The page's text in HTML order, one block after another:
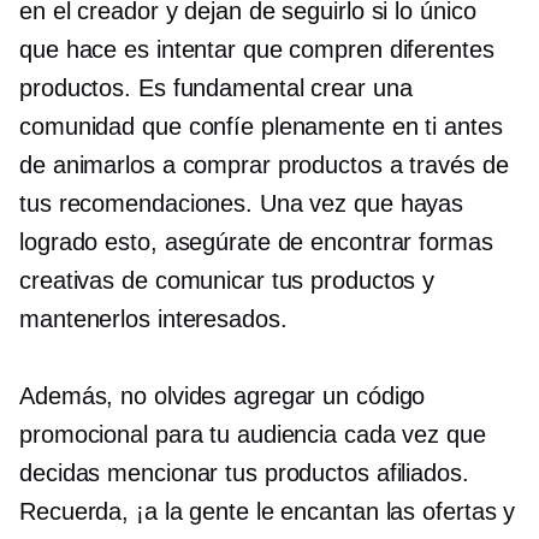
en el creador y dejan de seguirlo si lo único
que hace es intentar que compren diferentes
productos. Es fundamental crear una
comunidad que confíe plenamente en ti antes
de animarlos a comprar productos a través de
tus recomendaciones. Una vez que hayas
logrado esto, asegúrate de encontrar formas
creativas de comunicar tus productos y
mantenerlos interesados.
Además, no olvides agregar un código
promocional para tu audiencia cada vez que
decidas mencionar tus productos afiliados.
Recuerda, ¡a la gente le encantan las ofertas y